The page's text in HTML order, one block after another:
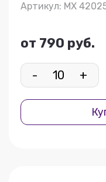
Артикул: МХ
от 790 руб.
- +